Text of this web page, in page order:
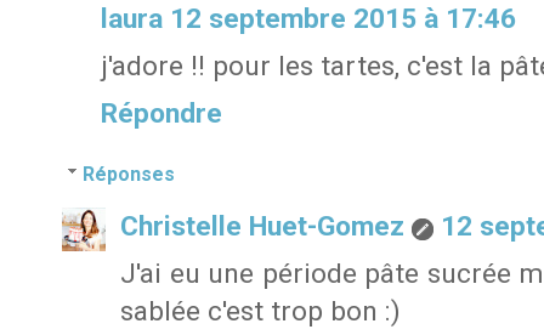
laura 12 septembre 2015 à 17:46
j'adore !! pour les tartes, c'est la
Répondre
Réponses
Christelle Huet-Gomez
12
J'ai eu une période pâte sucrée
sablée c'est trop bon :)